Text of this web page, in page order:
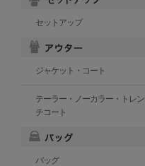
セットアップ
ジャケット・コート
テーラー・ノーカラー・トレン
チコート
バッグ